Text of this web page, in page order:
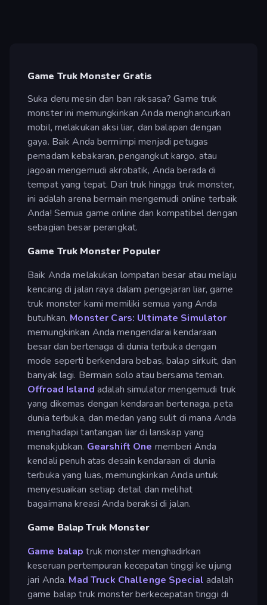
Game Truk Monster Gratis
Suka deru mesin dan ban raksasa? Game truk
monster ini memungkinkan Anda menghancurkan
mobil, melakukan aksi liar, dan balapan dengan
gaya. Baik Anda bermimpi menjadi petugas
pemadam kebakaran, pengangkut kargo, atau
jagoan mengemudi akrobatik, Anda berada di
tempat yang tepat. Dari truk hingga truk monster,
ini adalah arena bermain mengemudi online terbaik
Anda! Semua game online dan kompatibel dengan
sebagian besar perangkat.
Game Truk Monster Populer
Baik Anda melakukan lompatan besar atau melaju
kencang di jalan raya dalam pengejaran liar, game
truk monster kami memiliki semua yang Anda
butuhkan. Monster Cars: Ultimate Simulator
memungkinkan Anda mengendarai kendaraan
besar dan bertenaga di dunia terbuka dengan
mode seperti berkendara bebas, balap sirkuit, dan
banyak lagi. Bermain solo atau bersama teman.
Offroad Island adalah simulator mengemudi truk
yang dikemas dengan kendaraan bertenaga, peta
dunia terbuka, dan medan yang sulit di mana Anda
menghadapi tantangan liar di lanskap yang
menakjubkan. Gearshift One memberi Anda
kendali penuh atas desain kendaraan di dunia
terbuka yang luas, memungkinkan Anda untuk
menyesuaikan setiap detail dan melihat
bagaimana kreasi Anda beraksi di jalan.
Game Balap Truk Monster
Game balap truk monster menghadirkan
keseruan pertempuran kecepatan tinggi ke ujung
jari Anda. Mad Truck Challenge Special adalah
game balap truk monster berkecepatan tinggi di